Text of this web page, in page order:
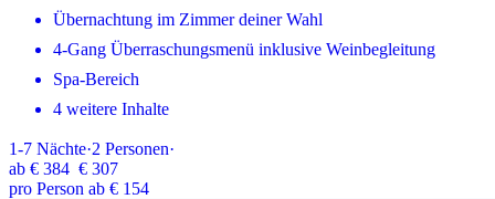
Übernachtung im Zimmer deiner Wahl
4-Gang Überraschungsmenü inklusive Weinbegleitung
Spa-Bereich
4 weitere Inhalte
1-7 Nächte·2 Personen·
ab € 384 € 307
pro Person ab € 154